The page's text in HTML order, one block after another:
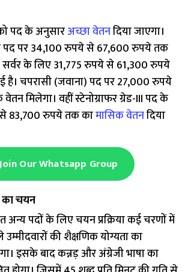
पद के अनुसारअच्छा वेतनदिया जाएगा।
पद पर 34,100 रुपये से 67,600 रुपये तक
सर्वर के लिए 31,775 रुपये से 61,300 रुपये
है। चपरासी (जवाना) पद पर 27,000 रुपये
मिलेगा। वहीं स्टेनोग्राफर ग्रेड-III पद के
83,700 रुपये तक कामासिक वेतनदिया
Our Whatsapp Group
का चयन
अन्य पदों के लिए चयन प्रक्रिया कई चरणों में
की शैक्षणिक योग्यता का
इसके बाद कन्नड़ और अंग्रेजी भाषा का